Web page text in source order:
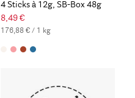
4 Sticks à 12g, SB-Box 48g
8,49 €
176,88 € / 1 kg